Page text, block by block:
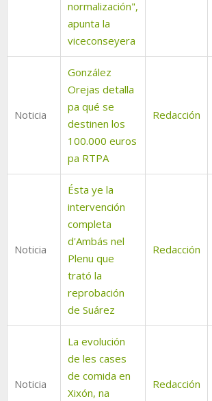
normalización",
apunta la
viceconseyera
Noticia
González
Orejas detalla
pa qué se
destinen los
100.000 euros
pa RTPA
Redacción
Noticia
Ésta ye la
intervención
completa
d'Ambás nel
Plenu que
trató la
reprobación
de Suárez
Redacción
Noticia
La evolución
de les cases
de comida en
Xixón, na
Redacción